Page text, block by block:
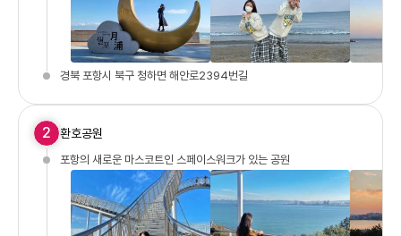
경북 포항시 북구 청하면 해안로2394번길
2 환호공원
포항의 새로운 마스코트인 스페이스워크가 있는 공원